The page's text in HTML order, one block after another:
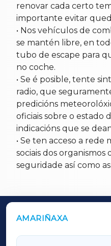
renovar cada certo
importante evitar
• Nos vehículos de
se mantén libre, en
tubo de escape para
no coche.
• Se é posible, tente
radio, que
predicións
oficiais sobre o estado
indicacións que se
• Se ten acceso a rede
sociais dos organismos
seguridade así como
AMARIÑAXA
OUTROS